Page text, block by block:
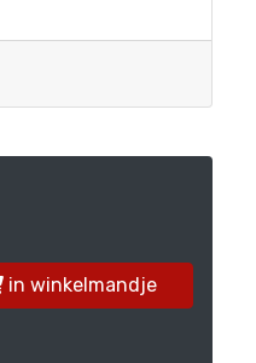
in winkelmandje